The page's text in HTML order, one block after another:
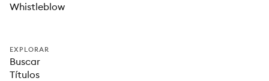
Whistleblow
EXPLORAR
Buscar
Títulos